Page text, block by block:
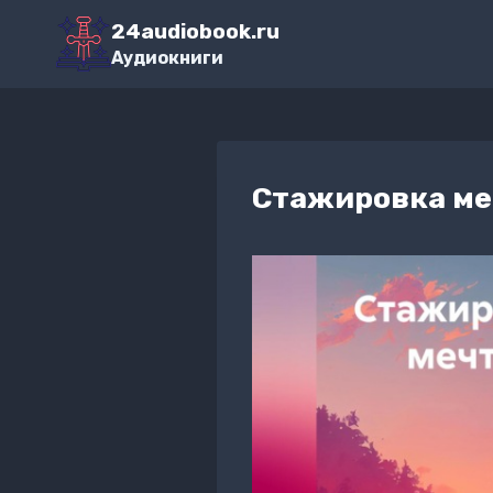
Перейти
содержимому
24audiobook.ru
Аудиокниги
Стажировка